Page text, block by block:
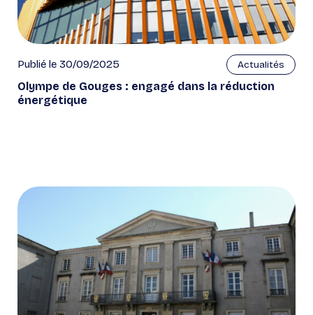
Publié le 30/09/2025 Actualités
Olympe de Gouges : engagé dans la réduction
énergétique